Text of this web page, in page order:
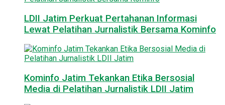
LDII Jatim Perkuat Pertahanan Informasi
Lewat Pelatihan Jurnalistik Bersama Kominfo
Kominfo Jatim Tekankan Etika Bersosial
Media di Pelatihan Jurnalistik LDII Jatim